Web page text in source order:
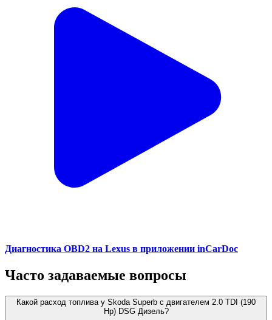
Диагностика OBD2 на Lexus в приложении inCarDoc
Часто задаваемые вопросы
Какой расход топлива у Skoda Superb с двигателем 2.0 TDI (190
Hp) DSG Дизель?